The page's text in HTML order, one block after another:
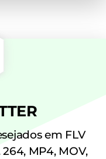
em FLV
MP4, MOV,